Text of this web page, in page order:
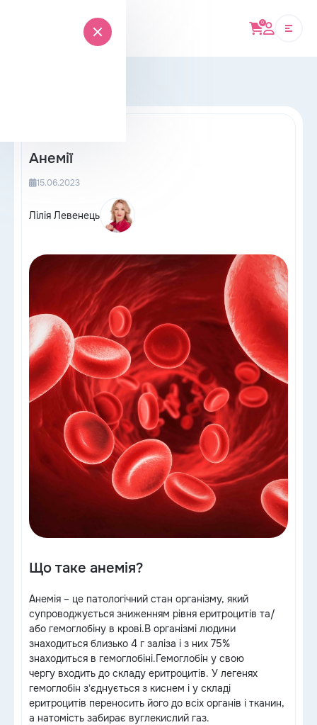
0
Анемії
15.06.2023
Лілія Левенець
Що таке анемія?
Анемія – це патологічний стан організму, який
супроводжується зниженням рівня еритроцитів та/
або гемоглобіну в крові.В організмі людини
знаходиться близько 4 г заліза і з них 75%
знаходиться в гемоглобіні.Гемоглобін у свою
чергу входить до складу еритроцитів. У легенях
гемоглобін зʼєднується з киснем і у складі
еритроцитів переносить його до всіх органів і тканин,
а натомість забирає вуглекислий газ.